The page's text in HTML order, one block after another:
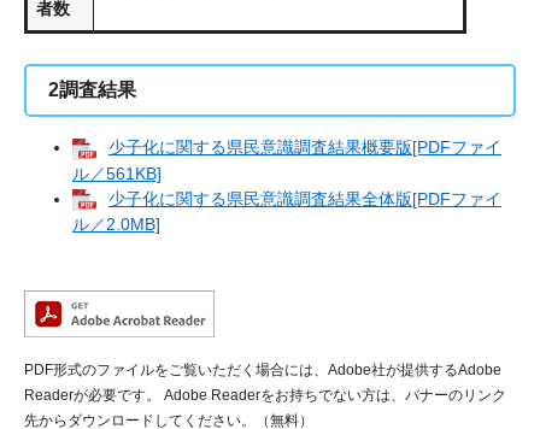
者数
2調査結果
少子化に関する県民意識調査結果概要版[PDFファイ
ル／561KB]
少子化に関する県民意識調査結果全体版[PDFファイ
ル／2.0MB]
PDF形式のファイルをご覧いただく場合には、Adobe社が提供するAdobe
Readerが必要です。
Adobe Readerをお持ちでない方は、バナーのリンク
先からダウンロードしてください。（無料）